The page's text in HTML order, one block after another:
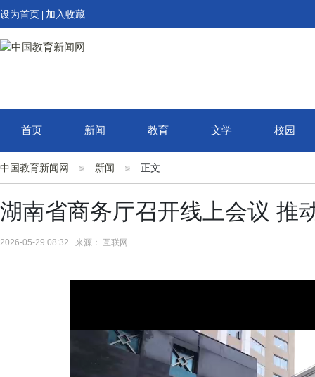
设为首页 加入收藏
首页 新闻 教育 文学 校园
中国教育新闻网 新闻 正文
湖南省商务厅召开线上会议 推
2026-05-29 08:32 来源： 互联网